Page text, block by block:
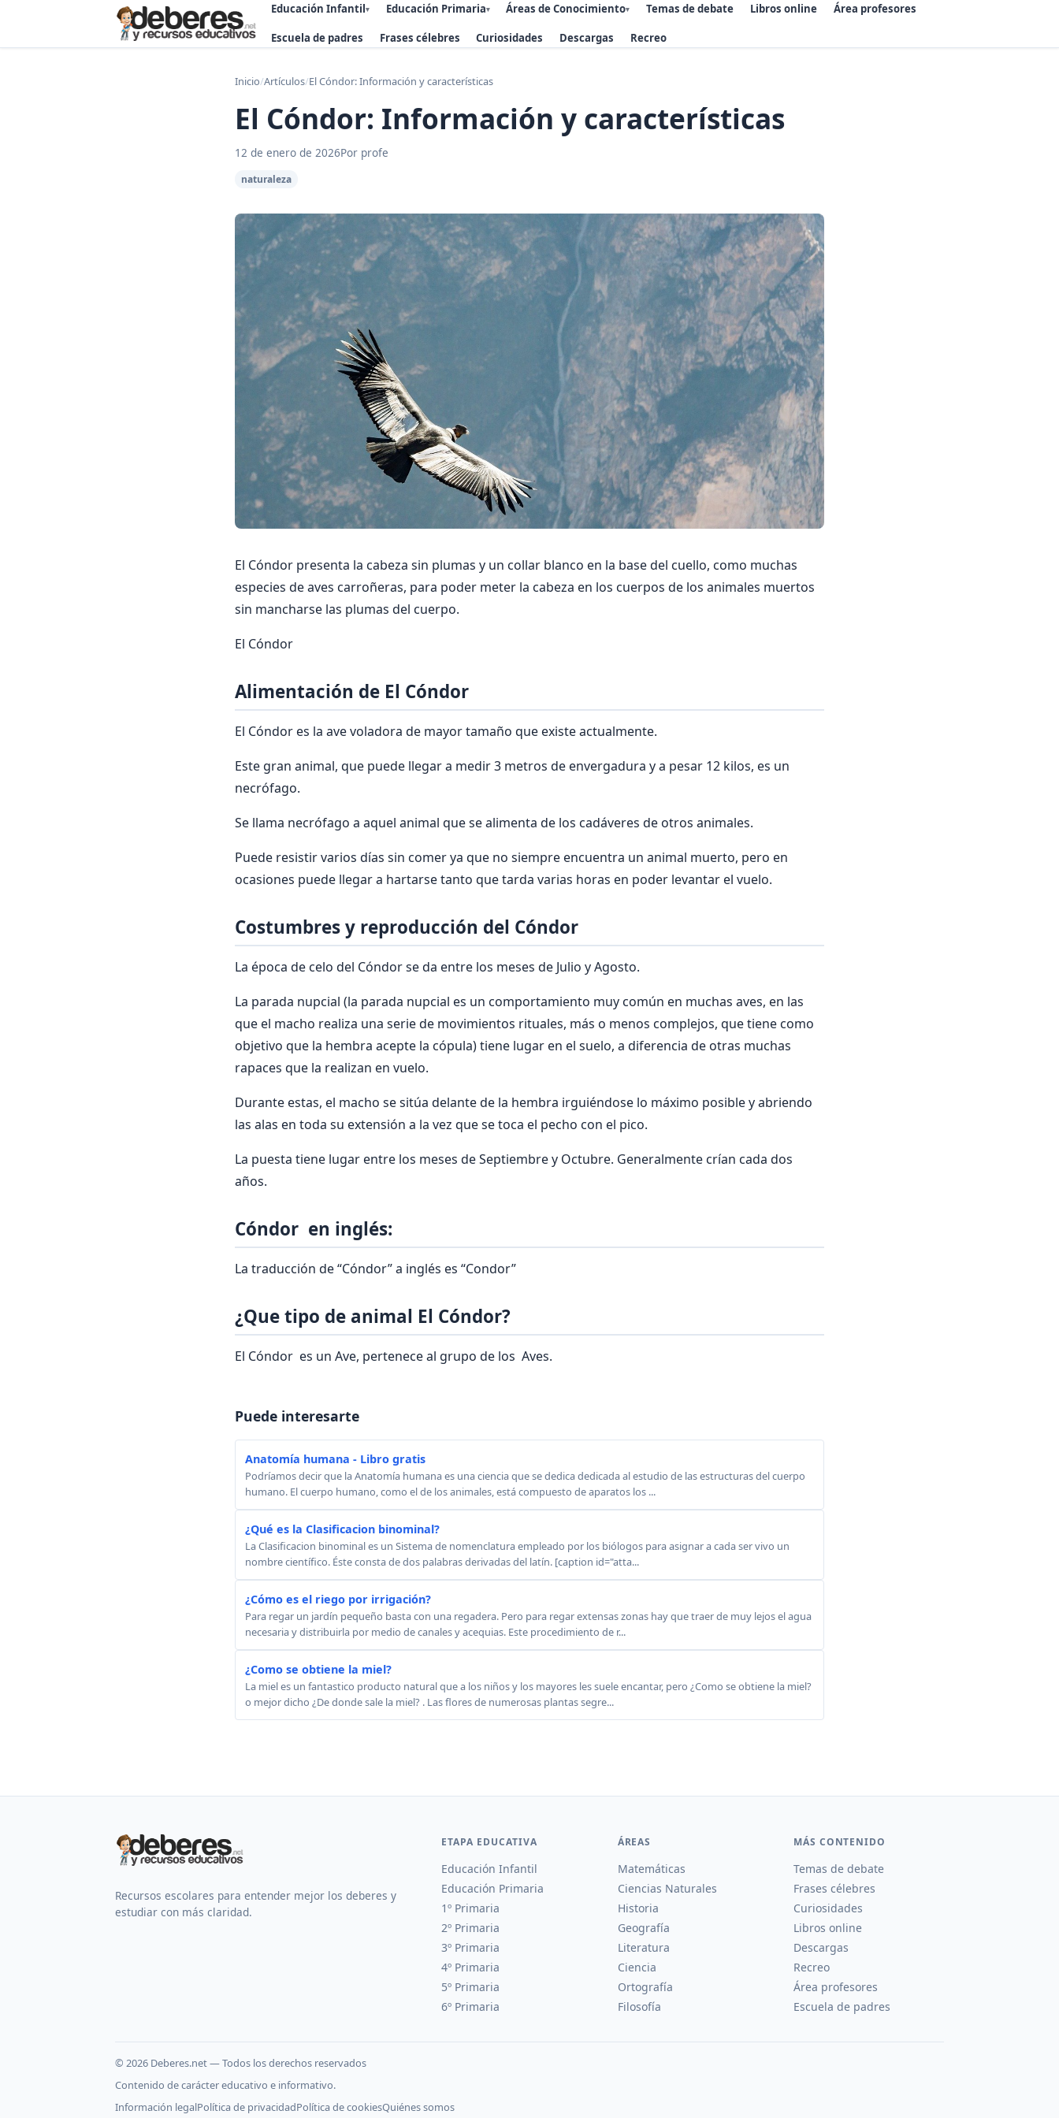
Educación Infantil▾ Educación Primaria▾ Áreas de Conocimiento▾ Temas de debate Libros online Área profesores
Escuela de padres Frases célebres Curiosidades Descargas Recreo
Inicio/Artículos/El Cóndor: Información y características
El Cóndor: Información y características
12 de enero de 2026Por profe
naturaleza
El Cóndor presenta la cabeza sin plumas y un collar blanco en la base del cuello, como muchas
especies de aves carroñeras, para poder meter la cabeza en los cuerpos de los animales muertos
sin mancharse las plumas del cuerpo.
El Cóndor
Alimentación de El Cóndor
El Cóndor es la ave voladora de mayor tamaño que existe actualmente.
Este gran animal, que puede llegar a medir 3 metros de envergadura y a pesar 12 kilos, es un
necrófago.
Se llama necrófago a aquel animal que se alimenta de los cadáveres de otros animales.
Puede resistir varios días sin comer ya que no siempre encuentra un animal muerto, pero en
ocasiones puede llegar a hartarse tanto que tarda varias horas en poder levantar el vuelo.
Costumbres y reproducción del Cóndor
La época de celo del Cóndor se da entre los meses de Julio y Agosto.
La parada nupcial (la parada nupcial es un comportamiento muy común en muchas aves, en las
que el macho realiza una serie de movimientos rituales, más o menos complejos, que tiene como
objetivo que la hembra acepte la cópula) tiene lugar en el suelo, a diferencia de otras muchas
rapaces que la realizan en vuelo.
Durante estas, el macho se sitúa delante de la hembra irguiéndose lo máximo posible y abriendo
las alas en toda su extensión a la vez que se toca el pecho con el pico.
La puesta tiene lugar entre los meses de Septiembre y Octubre. Generalmente crían cada dos
años.
Cóndor en inglés:
La traducción de “Cóndor” a inglés es “Condor”
¿Que tipo de animal El Cóndor?
El Cóndor es un Ave, pertenece al grupo de los Aves.
Puede interesarte
Anatomía humana - Libro gratis
Podríamos decir que la Anatomía humana es una ciencia que se dedica dedicada al estudio de las estructuras del cuerpo
humano. El cuerpo humano, como el de los animales, está compuesto de aparatos los ...
¿Qué es la Clasificacion binominal?
La Clasificacion binominal es un Sistema de nomenclatura empleado por los biólogos para asignar a cada ser vivo un
nombre científico. Éste consta de dos palabras derivadas del latín. [caption id="atta...
¿Cómo es el riego por irrigación?
Para regar un jardín pequeño basta con una regadera. Pero para regar extensas zonas hay que traer de muy lejos el agua
necesaria y distribuirla por medio de canales y acequias. Este procedimiento de r...
¿Como se obtiene la miel?
La miel es un fantastico producto natural que a los niños y los mayores les suele encantar, pero ¿Como se obtiene la miel?
o mejor dicho ¿De donde sale la miel? . Las flores de numerosas plantas segre...
Recursos escolares para entender mejor los deberes y
estudiar con más claridad.
ETAPA EDUCATIVA
Educación Infantil
Educación Primaria
1º Primaria
2º Primaria
3º Primaria
4º Primaria
5º Primaria
6º Primaria
ÁREAS
Matemáticas
Ciencias Naturales
Historia
Geografía
Literatura
Ciencia
Ortografía
Filosofía
MÁS CONTENIDO
Temas de debate
Frases célebres
Curiosidades
Libros online
Descargas
Recreo
Área profesores
Escuela de padres
© 2026 Deberes.net — Todos los derechos reservados
Contenido de carácter educativo e informativo.
Información legalPolítica de privacidadPolítica de cookiesQuiénes somos